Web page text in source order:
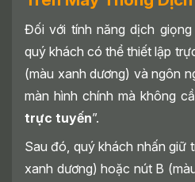
Đối với tính năng dịch
quý khách có thể thiết lập
(màu xanh dương) và ngôn
màn hình chính mà không
trực tuyến”.
Sau đó, quý khách nhấn giữ
xanh dương) hoặc nút B